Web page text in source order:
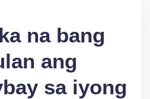
na bang
ang
sa iyong